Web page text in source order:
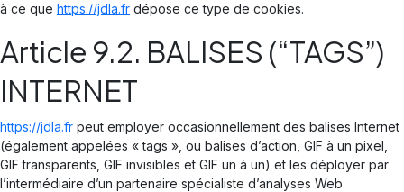
à ce que https://jdla.fr dépose ce type de cookies.
Article 9.2. BALISES (“TAGS”)
INTERNET
https://jdla.fr peut employer occasionnellement des balises Internet
(également appelées « tags », ou balises d’action, GIF à un pixel,
GIF transparents, GIF invisibles et GIF un à un) et les déployer par
l’intermédiaire d’un partenaire spécialiste d’analyses Web